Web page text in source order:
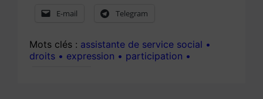
E-mail Telegram
assistante de service social
droits
expression participation